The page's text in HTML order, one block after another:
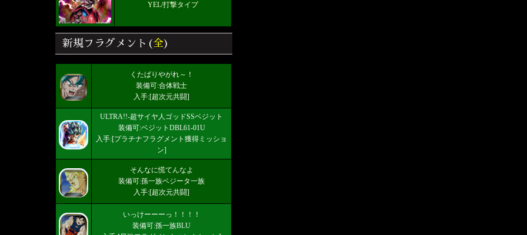
YEL/打撃タイプ
新規フラグメント(全)
くたばりやがれ～！
装備可:合体戦士
入手:[超次元共闘]
ULTRA!!-超サイヤ人ゴッドSSベジット
装備可:ベジットDBL61-01U
入手:[プラチナフラグメント獲得ミッショ
ン]
そんなに慌てんなよ
装備可:孫一族ベジータ一族
入手:[超次元共闘]
いっけーーーっ！！！！
装備可:孫一族BLU